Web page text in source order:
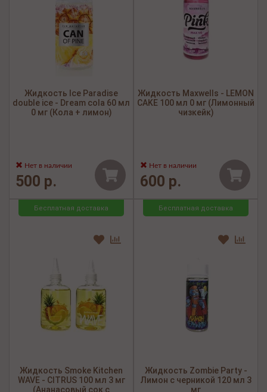
Жидкость Ice Paradise
double ice - Dream cola 60 мл
0 мг (Кола + лимон)
Нет в наличии
500 р.
Жидкость Maxwells - LEMON
CAKE 100 мл 0 мг (Лимонный
чизкейк)
Нет в наличии
600 р.
Бесплатная доставка
Жидкость Smoke Kitchen
WAVE - CITRUS 100 мл 3 мг
(Ананасовый сок с
Бесплатная доставка
Жидкость Zombie Party -
Лимон с черникой 120 мл 3
мг